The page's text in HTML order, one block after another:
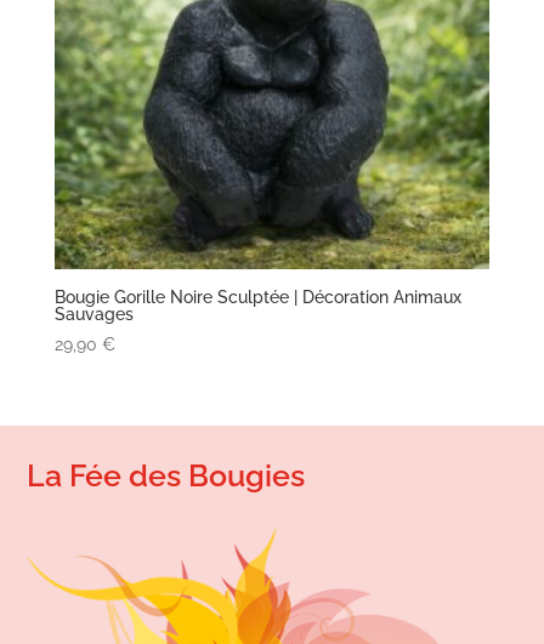
Bougie Gorille Noire Sculptée | Décoration Animaux
Sauvages
29,90 €
La Fée des Bougies